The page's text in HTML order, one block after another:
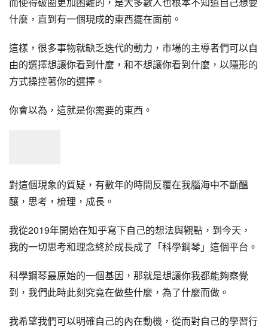
什麼，直到有一個現成的東西擺在面前。
這樣，很多事物就缺乏迭代的動力，市場的主導者們可以自
由的選擇想讓你看到什麼，和不想讓你看到什麼，以隱形的
方式操控著你的選擇。
你會以為，這就是你需要的東西。
對這個現象的質疑，有數年的時間反覆在我腦海中不斷醞
釀，思考，梳理，成長。
我從2019年開始在知乎寫下自己的想法與觀點，到今天，
我的一切思考和理念終於成長成了「科學鋼琴」這個平台。
科學鋼琴最原始的一個基因，那就是想讓你我都能夠察覺
到，我們此時此刻究竟在做些什麼，為了什麼而做。
我希望我們可以明確自己的內在動機，從而對自己的學習行